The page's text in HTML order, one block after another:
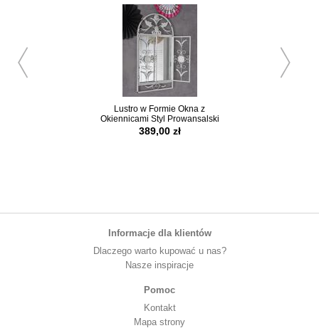
Lustro w Formie Okna z
Okiennicami Styl Prowansalski
389,00 zł
Informacje dla klientów
Dlaczego warto kupować u nas?
Nasze inspiracje
Pomoc
Kontakt
Mapa strony